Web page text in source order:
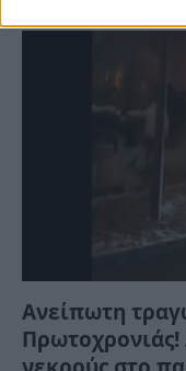
Ανείπωτη
Πρωτοχρονιάς!